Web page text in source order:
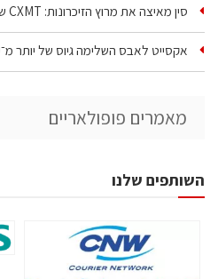
סין מאיצה את מרוץ הזיכרונות: CXMT שוקלת להקים מפעל…
אקסייט לאבס השלימה גיוס של יותר מ־300 מיליון דולר…
מאמרים פופולאריים
השותפים שלנו